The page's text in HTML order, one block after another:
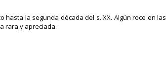
la segunda década del s. XX. Algún roce en las
rara y apreciada.